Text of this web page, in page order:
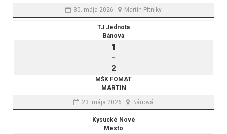
30. mája 2026
Martin-Pltníky
TJ Jednota
Bánová
1
-
2
MŠK FOMAT
MARTIN
23. mája 2026
Bánová
Kysucké Nové
Mesto